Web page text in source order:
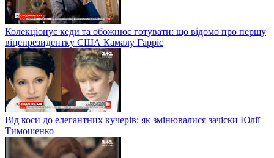
Колекціонує кеди та обожнює готувати: що відомо про першу
віцепрезидентку США Камалу Гарріс
Від коси до елегантних кучерів: як змінювалися зачіски Юлії
Тимошенко